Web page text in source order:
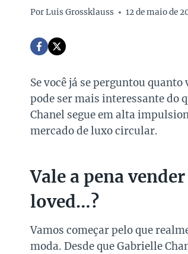
PorLuis Grossklauss 12 de maio de
Se você já se perguntou
pode ser mais interessante do
Chanel segue em alta
mercado de luxo circular.
Vale a pena
loved…?
Vamos começar pelo que
moda. Desde que Gabrielle